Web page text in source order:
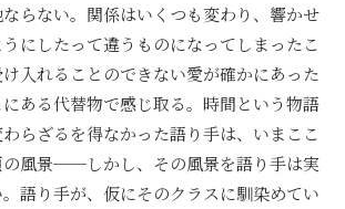
らない。関係はいくつも変わり、響かせ
にしたって違うものになってしまったこ
入れることのできない愛が確かにあった
ある代替物で感じ取る。時間という物語
らざるを得なかった語り手は、いまここ
の風景──しかし、その風景を語り手は実
語り手が、仮にそのクラスに馴染めてい